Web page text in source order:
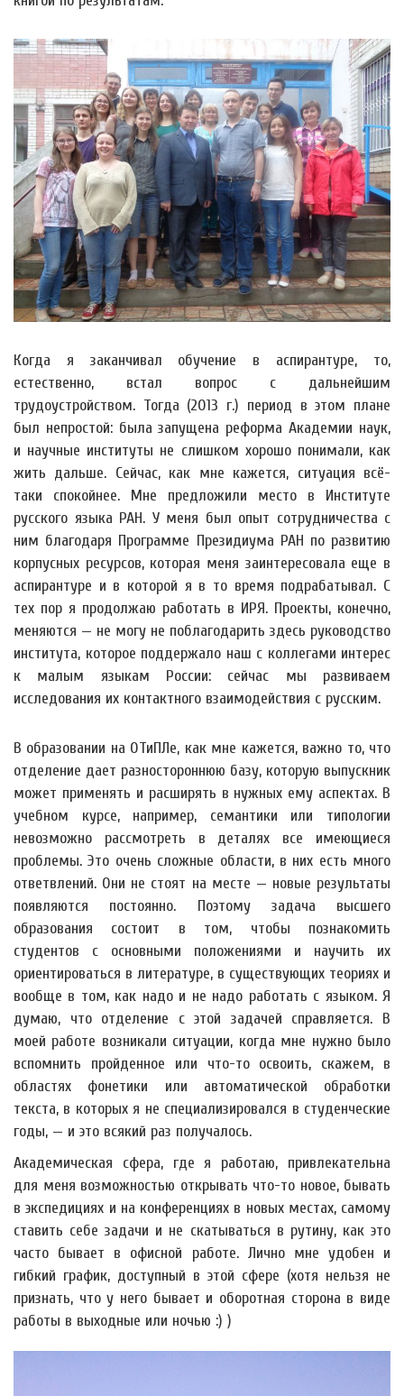
Когда я заканчивал обучение в аспирантуре, то,
естественно, встал вопрос с дальнейшим
трудоустройством. Тогда (2013 г.) период в этом плане
был непростой: была запущена реформа Академии наук,
и научные институты не слишком хорошо понимали, как
жить дальше. Сейчас, как мне кажется, ситуация всё-
таки спокойнее. Мне предложили место в Институте
русского языка РАН. У меня был опыт сотрудничества с
ним благодаря Программе Президиума РАН по развитию
корпусных ресурсов, которая меня заинтересовала еще в
аспирантуре и в которой я в то время подрабатывал. С
тех пор я продолжаю работать в ИРЯ. Проекты, конечно,
меняются — не могу не поблагодарить здесь руководство
института, которое поддержало наш с коллегами интерес
к малым языкам России: сейчас мы развиваем
исследования их контактного взаимодействия с русским.
В образовании на ОТиПЛе, как мне кажется, важно то, что
отделение дает разностороннюю базу, которую выпускник
может применять и расширять в нужных ему аспектах. В
учебном курсе, например, семантики или типологии
невозможно рассмотреть в деталях все имеющиеся
проблемы. Это очень сложные области, в них есть много
ответвлений. Они не стоят на месте — новые результаты
появляются постоянно. Поэтому задача высшего
образования состоит в том, чтобы познакомить
студентов с основными положениями и научить их
ориентироваться в литературе, в существующих теориях и
вообще в том, как надо и не надо работать с языком. Я
думаю, что отделение с этой задачей справляется. В
моей работе возникали ситуации, когда мне нужно было
вспомнить пройденное или что-то освоить, скажем, в
областях фонетики или автоматической обработки
текста, в которых я не специализировался в студенческие
годы, — и это всякий раз получалось.
Академическая сфера, где я работаю, привлекательна
для меня возможностью открывать что-то новое, бывать
в экспедициях и на конференциях в новых местах, самому
ставить себе задачи и не скатываться в рутину, как это
часто бывает в офисной работе. Лично мне удобен и
гибкий график, доступный в этой сфере (хотя нельзя не
признать, что у него бывает и оборотная сторона в виде
работы в выходные или ночью :) )